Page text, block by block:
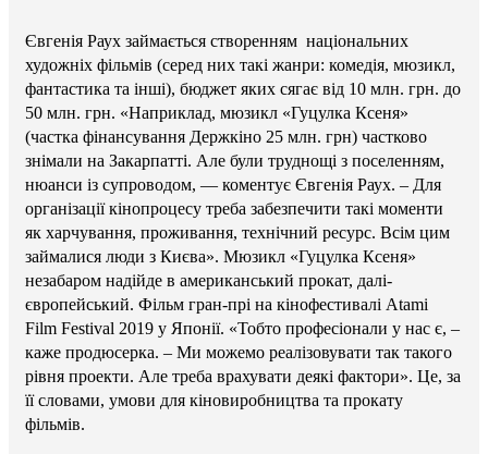
Євгенія Раух займається створенням національних
художніх фільмів (серед них такі жанри: комедія, мюзикл,
фантастика та інші), бюджет яких сягає від 10 млн. грн. до
50 млн. грн. «Наприклад, мюзикл «Гуцулка Ксеня»
(частка фінансування Держкіно 25 млн. грн) частково
знімали на Закарпатті. Але були труднощі з поселенням,
нюанси із супроводом, — коментує Євгенія Раух. – Для
організації кінопроцесу треба забезпечити такі моменти
як харчування, проживання, технічний ресурс. Всім цим
займалися люди з Києва». Мюзикл «Гуцулка Ксеня»
незабаром надійде в американський прокат, далі-
європейський. Фільм гран-прі на кінофестивалі Atami
Film Festival 2019 у Японії. «Тобто професіонали у нас є, –
каже продюсерка. – Ми можемо реалізовувати так такого
рівня проекти. Але треба врахувати деякі фактори». Це, за
її словами, умови для кіновиробництва та прокату
фільмів.